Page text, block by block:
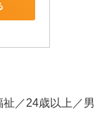
祉／24歳以上／男